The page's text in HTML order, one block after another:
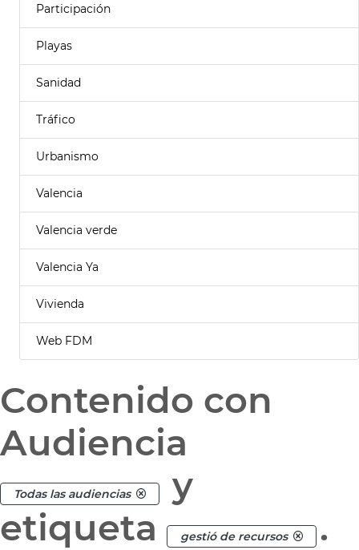
Participación
Playas
Sanidad
Tráfico
Urbanismo
Valencia
Valencia verde
Valencia Ya
Vivienda
Web FDM
Contenido con
Audiencia
Todas las audiencias
y
etiqueta
gestió de recursos .